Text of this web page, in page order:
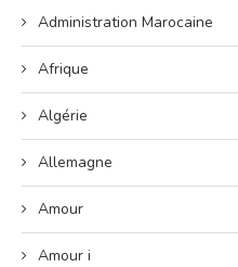
Administration Marocaine
Afrique
Algérie
Allemagne
Amour
Amour i